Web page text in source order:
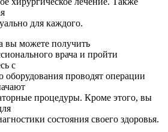
для каждого.
вы можете получить
врача и пройти
с
проводят операции
процедуры. Кроме этого, вы
состояния своего здоровья.